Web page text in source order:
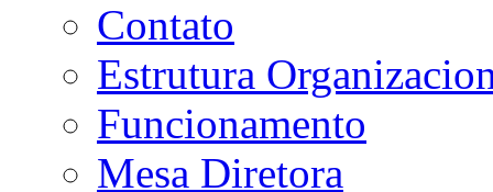
Contato
Estrutura
Funcionamento
Mesa Diretora